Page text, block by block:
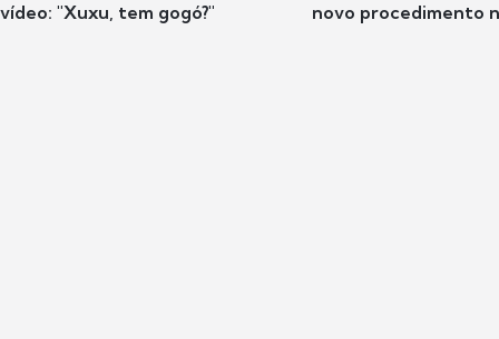
vídeo: "Xuxu, tem gogó?"
novo procedimento